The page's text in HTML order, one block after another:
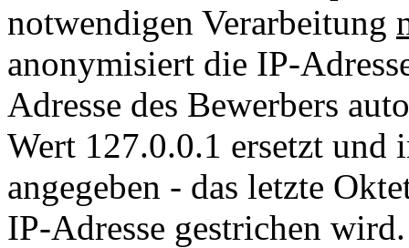
notwendigen Verarbeitung
anonymisiert die IP-
Adresse des Bewerbers
Wert 127.0.0.1 ersetzt und
angegeben - das letzte
IP-Adresse gestrichen wird.